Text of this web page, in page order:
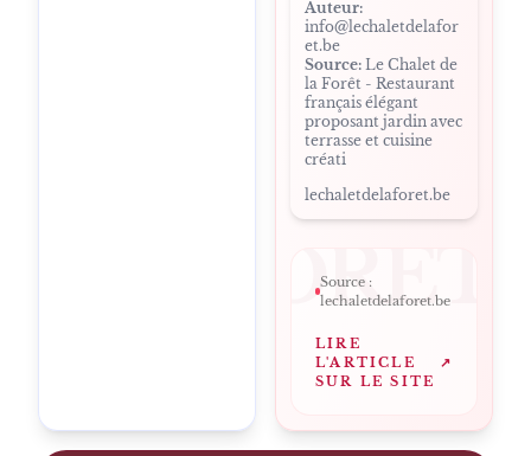
Auteur:
info@lechaletdelafor
et.be
Source: Le Chalet de
la Forêt - Restaurant
français élégant
proposant jardin avec
terrasse et cuisine
créati
lechaletdelaforet.be
Source :
lechaletdelaforet.be
LIRE
L'ARTICLE
SUR LE SITE
↗